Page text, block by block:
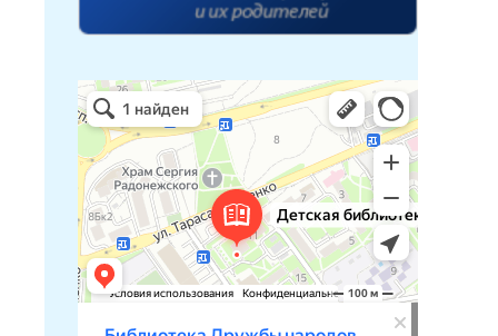
Детская библиотека № 14 Дружбы народов
Библиотека в Севастополе